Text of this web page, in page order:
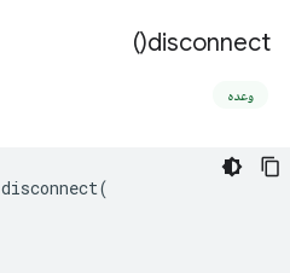
disconnect(
)
وعده
disconnect(